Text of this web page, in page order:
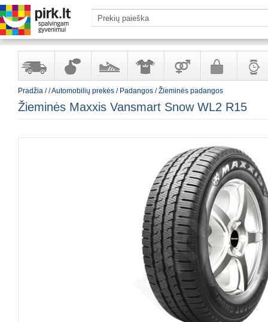
Yra
sandėlyje
ir
kosmetika
ir
aksesuarai
suaugusiems
ir
Pradžia //Automobilių prekės / Padangos /Žieminės padangos
Žieminės Maxxis Vansmart Snow WL2 R15